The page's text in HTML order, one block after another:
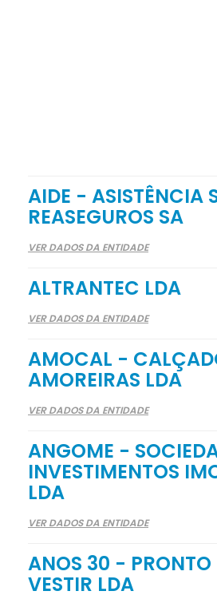
AIDE - ASISTÊNCIA
REASEGUROS SA
VER DADOS DA ENTIDADE
ALTRANTEC LDA
VER DADOS DA ENTIDADE
AMOCAL -
AMOREIRAS LDA
VER DADOS DA ENTIDADE
ANGOME -
INVESTIMENTOS
LDA
VER DADOS DA ENTIDADE
ANOS 30 -
VESTIR LDA